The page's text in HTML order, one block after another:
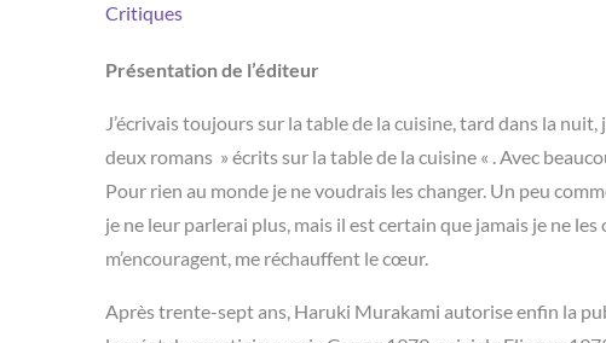
Critiques
Présentation de l’éditeur
J’écrivais toujours sur la table de la cuisine, tard dans la
deux romans » écrits sur la table de la cuisine « . Avec
Pour rien au monde je ne voudrais les changer. Un peu
je ne leur parlerai plus, mais il est certain que jamais je ne
m’encouragent, me réchauffent le cœur.
Après trente-sept ans, Haruki Murakami autorise enfin la